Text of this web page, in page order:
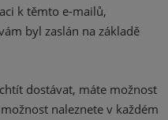
k těmto e-mailů,
byl zaslán na základě
dostávat, máte možnost
naleznete v každém